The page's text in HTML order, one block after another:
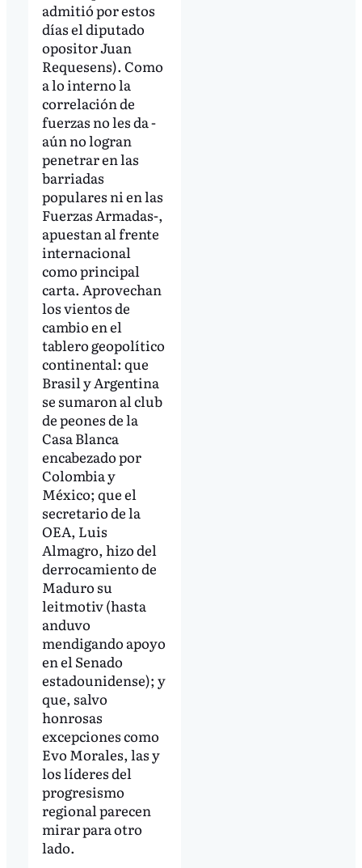
admitió por estos
días el diputado
opositor Juan
Requesens). Como
a lo interno la
correlación de
fuerzas no les da -
aún no logran
penetrar en las
barriadas
populares ni en las
Fuerzas Armadas-,
apuestan al frente
internacional
como principal
carta. Aprovechan
los vientos de
cambio en el
tablero geopolítico
continental: que
Brasil y Argentina
se sumaron al club
de peones de la
Casa Blanca
encabezado por
Colombia y
México; que el
secretario de la
OEA, Luis
Almagro, hizo del
derrocamiento de
Maduro su
leitmotiv (hasta
anduvo
mendigando apoyo
en el Senado
estadounidense); y
que, salvo
honrosas
excepciones como
Evo Morales, las y
los líderes del
progresismo
regional parecen
mirar para otro
lado.